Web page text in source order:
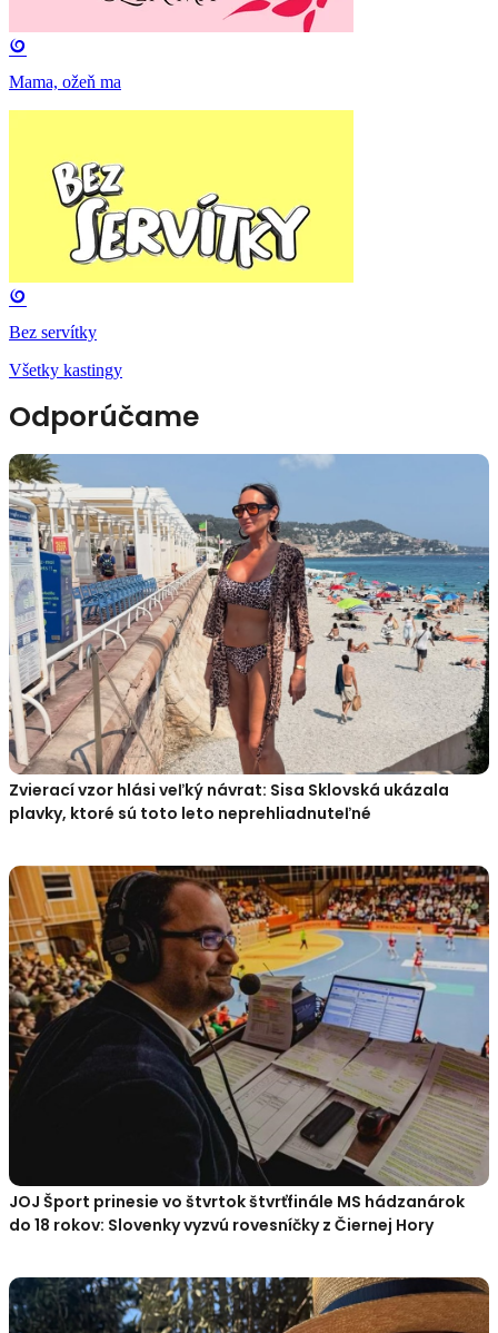
Mama, ožeň ma
Bez servítky
Všetky kastingy
Odporúčame
Zvierací vzor hlási veľký návrat: Sisa Sklovská ukázala
plavky, ktoré sú toto leto neprehliadnuteľné
JOJ Šport prinesie vo štvrtok štvrťfinále MS hádzanárok
do 18 rokov: Slovenky vyzvú rovesníčky z Čiernej Hory